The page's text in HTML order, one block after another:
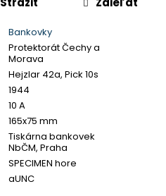
Bankovky
Protektorát Čechy a
Morava
Hejzlar 42a, Pick 10s
1944
10 A
165x75 mm
Tiskárna bankovek
NbČM, Praha
SPECIMEN hore
aUNC